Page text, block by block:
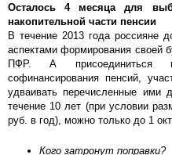
Осталось 4 месяца для
накопительной части пенсии
В течение 2013 года россияне
аспектами формирования своей
ПФР. А присоединиться к
софинансирования пенсий,
удваивать перечисленные ими
течение 10 лет (при условии
руб. в год), можно только до 1
Кого затронут поправки?